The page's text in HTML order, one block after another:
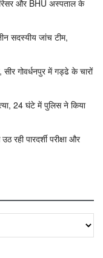
और BHU अस्पताल के
सदस्यीय जांच टीम,
गोवर्धनपुर में गड्ढे के चारों
24 घंटे में पुलिस ने किया
पारदर्शी परीक्षा और